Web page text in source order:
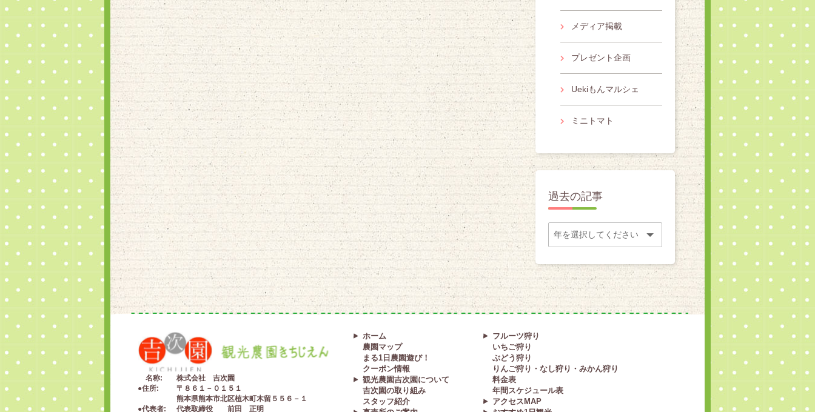
メディア掲載
プレゼント企画
Uekiもんマルシェ
ミニトマト
過去の記事
名称
株式会社 吉次園
住所
〒８６１－０１５１
熊本県熊本市北区植木町木留５５６－１
代表者
代表取締役 前田 正明
ホーム
農園マップ
まる1日農園遊び！
クーポン情報
観光農園吉次園について
吉次園の取り組み
スタッフ紹介
フルーツ狩り
いちご狩り
ぶどう狩り
りんご狩り・なし狩り・みかん狩り
料金表
年間スケジュール表
アクセスMAP